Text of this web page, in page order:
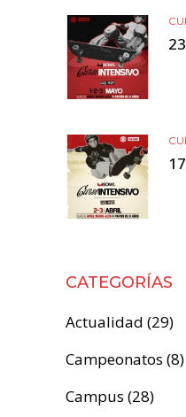
CATEGORÍAS
Actualidad (29)
Campeonatos (8)
Campus (28)